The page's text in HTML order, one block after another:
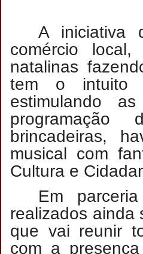
A iniciativa
comércio
natalinas
tem o intuito
estimulando
brincadeiras,
musical com
Cultura e
Em
realizados ainda
que vai reunir
com a